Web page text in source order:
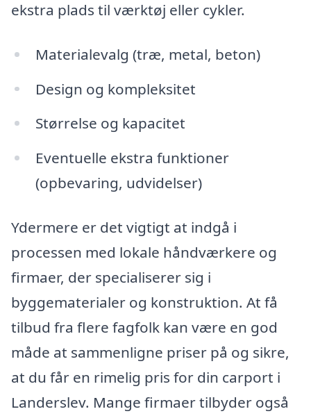
ekstra plads til værktøj eller cykler.
Materialevalg (træ, metal, beton)
Design og kompleksitet
Størrelse og kapacitet
Eventuelle ekstra funktioner
(opbevaring, udvidelser)
Ydermere er det vigtigt at indgå i
processen med lokale håndværkere og
firmaer, der specialiserer sig i
byggematerialer og konstruktion. At få
tilbud fra flere fagfolk kan være en god
måde at sammenligne priser på og sikre,
at du får en rimelig pris for din carport i
Landerslev. Mange firmaer tilbyder også